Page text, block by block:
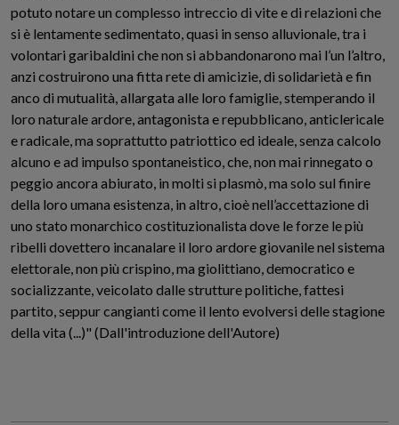
potuto notare un complesso intreccio di vite e di relazioni che
si è lentamente sedimentato, quasi in senso alluvionale, tra i
volontari garibaldini che non si abbandonarono mai l’un l’altro,
anzi costruirono una fitta rete di amicizie, di solidarietà e fin
anco di mutualità, allargata alle loro famiglie, stemperando il
loro naturale ardore, antagonista e repubblicano, anticlericale
e radicale, ma soprattutto patriottico ed ideale, senza calcolo
alcuno e ad impulso spontaneistico, che, non mai rinnegato o
peggio ancora abiurato, in molti si plasmò, ma solo sul finire
della loro umana esistenza, in altro, cioè nell’accettazione di
uno stato monarchico costituzionalista dove le forze le più
ribelli dovettero incanalare il loro ardore giovanile nel sistema
elettorale, non più crispino, ma giolittiano, democratico e
socializzante, veicolato dalle strutture politiche, fattesi
partito, seppur cangianti come il lento evolversi delle stagione
della vita (...)" (Dall'introduzione dell'Autore)